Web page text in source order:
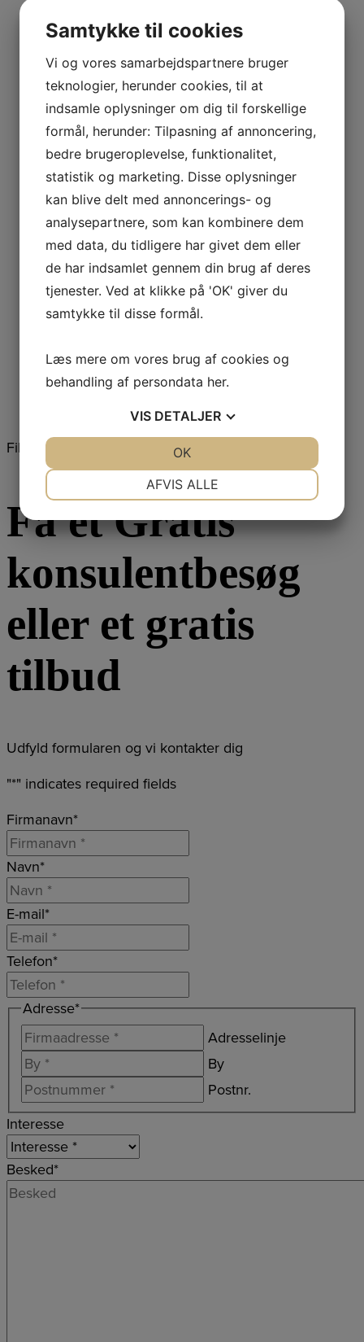
AERIAL AD 110
AERIAL AD 520/540
AERIAL AD 560/580
AERIAL AD 660/680
AERIAL AD 740
AERIAL AD 750
AERIAL AD 780-P
AERIAL WT 230
AERIAL WT 240
AERIAL WT 250
AERIAL WT 280
Brune HP
Dantherm AD 9-serien
Befugtning
Luftrensning
Måleinstrumenter
Filtrer
Få et Gratis
konsulentbesøg
eller et gratis
tilbud
Udfyld formularen og vi kontakter dig
"*" indicates required fields
Firmanavn*
Navn*
E-mail*
Telefon*
Adresse*
Adresselinje
By
Postnr.
Interesse
Besked*
Samtykke til cookies
Vi og vores samarbejdspartnere bruger
teknologier, herunder cookies, til at
indsamle oplysninger om dig til forskellige
formål, herunder: Tilpasning af annoncering,
bedre brugeroplevelse, funktionalitet,
statistik og marketing. Disse oplysninger
kan blive delt med annoncerings- og
analysepartnere, som kan kombinere dem
med data, du tidligere har givet dem eller
de har indsamlet gennem din brug af deres
tjenester. Ved at klikke på 'OK' giver du
samtykke til disse formål.
Læs mere om vores brug af cookies og
behandling af persondata her.
VIS DETALJER
MARKETING STATISTIK
AFVIS ALLE
OK